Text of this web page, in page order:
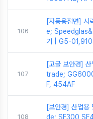
106
[자동용접면] 시
e;
기 | G5-
107
[고글 보안경]
trade;
F, 454AF
108
[보안경] 산업
de;